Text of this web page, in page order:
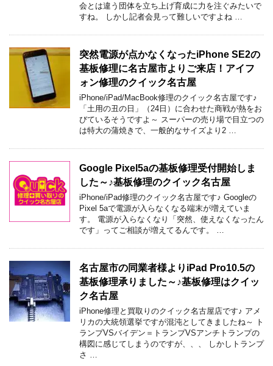
会とは違う団体を立ち上げ育成に力を注ぐみたいで
すね。 しかし記者会見って難しいですよね …
突然電源が点かなくなったiPhone SE2の
基板修理に名古屋市よりご来店！アイフ
ォン修理のクイック名古屋
iPhone/iPad/MacBook修理のクイック名古屋です♪
「土用の丑の日」（24日）に合わせた商戦が熱をお
びているそうですよ～ スーパーの売り場で目立つの
は特大の蒲焼きで、一般的なサイズより2 …
Google Pixel5aの基板修理受付開始しま
した～♪基板修理のクイック名古屋
iPhone/iPad修理のクイック名古屋です♪ Googleの
Pixel 5aで電源が入らなくなる端末が増えていま
す。 電源が入らなくなり「突然、使えなくなったん
です」ってご相談が増えてるんです。 …
名古屋市の同業者様よりiPad Pro10.5の
基板修理承りました～♪基板修理はクイッ
ク名古屋
iPhone修理と買取りのクイック名古屋店です♪ アメ
リカの大統領選挙ですが混沌としてきましたね～ ト
ランプVSバイデン＝トランプVSアンチトランプの
構図に感じてしまうのですが、、、 しかしトランプ
さ …